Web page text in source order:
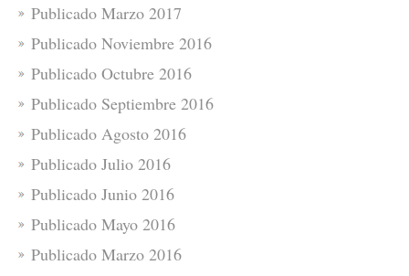
Publicado Marzo 2017
Publicado Noviembre 2016
Publicado Octubre 2016
Publicado Septiembre 2016
Publicado Agosto 2016
Publicado Julio 2016
Publicado Junio 2016
Publicado Mayo 2016
Publicado Marzo 2016